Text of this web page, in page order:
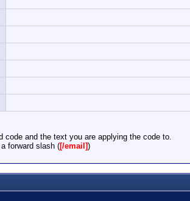
code and the text you are applying the code to.
forward slash ([/email])